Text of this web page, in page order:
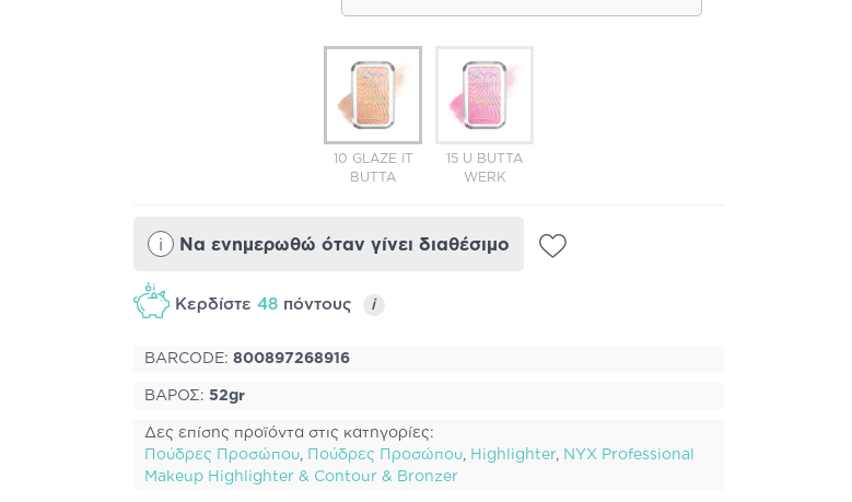
10 GLAZE IT
BUTTA
15 U BUTTA
WERK
i Να ενημερωθώ όταν γίνει διαθέσιμο
Κερδίστε 48 πόντους i
BARCODE: 800897268916
ΒΑΡΟΣ: 52gr
Δες επίσης προϊόντα στις κατηγορίες:
Πούδρες Προσώπου, Πούδρες Προσώπου, Highlighter, NYX Professional
Makeup Highlighter & Contour & Bronzer